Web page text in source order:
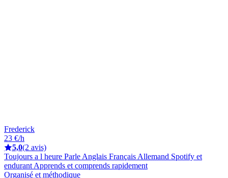
Frederick
23 €/h
5,0(2 avis)
Toujours a l heure Parle Anglais Français Allemand Spotify et
endurant Apprends et comprends rapidement
Organisé et méthodique